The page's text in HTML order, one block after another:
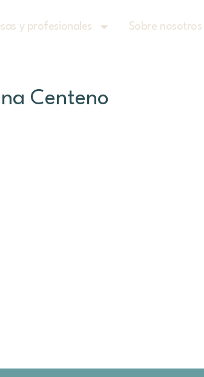
y profesionales Sobre nosotros
Centeno